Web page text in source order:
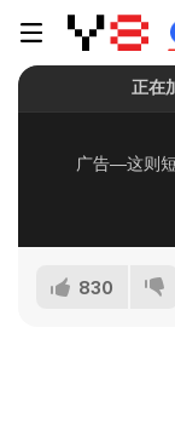
830